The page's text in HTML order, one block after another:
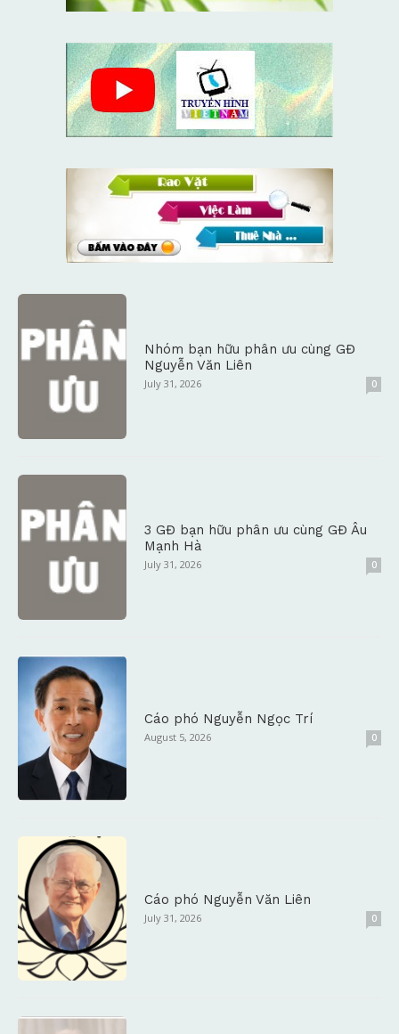
Nhóm bạn hữu phân ưu cùng GĐ
Nguyễn Văn Liên
July 31, 2026 0
3 GĐ bạn hữu phân ưu cùng GĐ Âu
Mạnh Hà
July 31, 2026 0
Cáo phó Nguyễn Ngọc Trí
August 5, 2026 0
Cáo phó Nguyễn Văn Liên
July 31, 2026 0